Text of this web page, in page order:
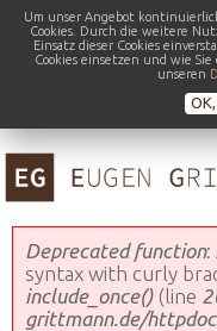
Um unser Angebot
Cookies. Durch die weitere
Einsatz dieser Cookies
Cookies einsetzen und wie
unseren
Deprecated function:
syntax with curly
include_once()(line
grittmann.de/